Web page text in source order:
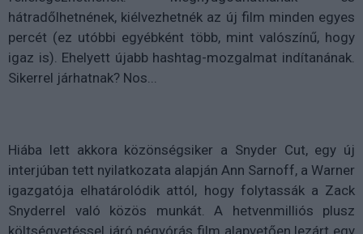
hátradőlhetnének, kiélvezhetnék az új film minden egyes
percét (ez utóbbi egyébként több, mint valószínű, hogy
igaz is). Ehelyett újabb hashtag-mozgalmat indítanának.
Sikerrel járhatnak? Nos...
Hiába lett akkora közönségsiker a Snyder Cut, egy új
interjúban tett nyilatkozata alapján Ann Sarnoff, a Warner
igazgatója elhatárolódik attól, hogy folytassák a Zack
Snyderrel való közös munkát. A hetvenmilliós plusz
költségvetéssel járó négyórás film alapvetően lezárt egy